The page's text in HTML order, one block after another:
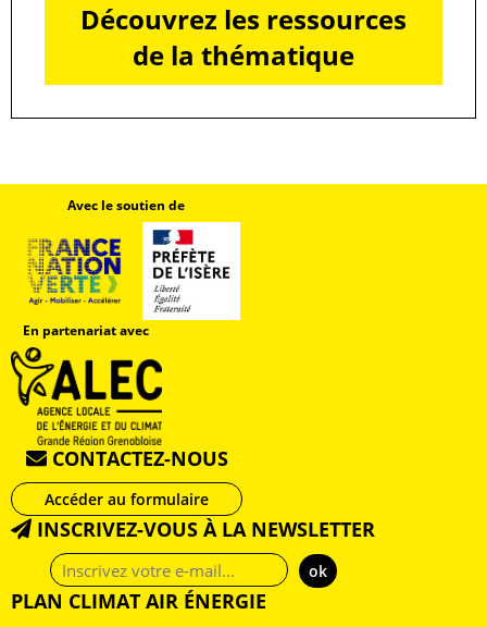
Découvrez les ressources
de la thématique
Avec le soutien de
En partenariat avec
CONTACTEZ-NOUS
Accéder au formulaire
INSCRIVEZ-VOUS À LA NEWSLETTER
Adresse
e-
PLAN CLIMAT AIR ÉNERGIE